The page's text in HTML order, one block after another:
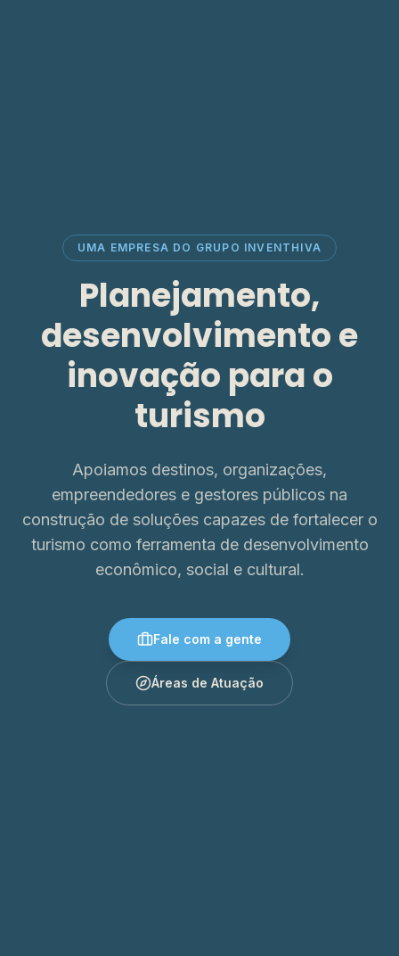
UMA EMPRESA DO GRUPO INVENTHIVA
Planejamento,
desenvolvimento e
inovação para o
turismo
Apoiamos destinos, organizações,
empreendedores e gestores públicos na
construção de soluções capazes de fortalecer o
turismo como ferramenta de desenvolvimento
econômico, social e cultural.
Fale com a gente
Áreas de Atuação